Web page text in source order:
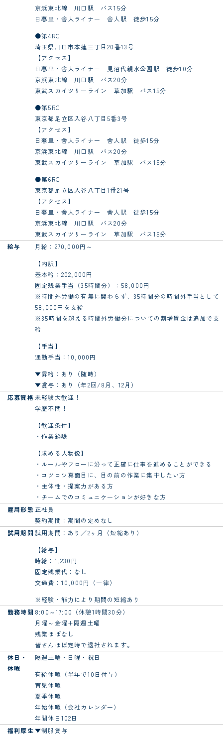
京浜東北線 川口駅 バス15分
日暮里・舎人ライナー 舎人駅 徒歩15分
●第4RC
埼玉県川口市本蓮三丁目20番13号
【アクセス】
日暮里・舎人ライナー 見沼代親水公園駅 徒歩10分
京浜東北線 川口駅 バス20分
東武スカイツリーライン 草加駅 バス15分
●第5RC
東京都足立区入谷八丁目5番3号
【アクセス】
日暮里・舎人ライナー 舎人駅 徒歩15分
京浜東北線 川口駅 バス20分
東武スカイツリーライン 草加駅 バス15分
●第6RC
東京都足立区入谷八丁目1番21号
【アクセス】
日暮里・舎人ライナー 舎人駅 徒歩15分
京浜東北線 川口駅 バス20分
東武スカイツリーライン 草加駅 バス15分
給与
月給：270,000円～
【内訳】
基本給：202,000円
固定残業手当（35時間分）：58,000円
※時間外労働の有無に関わらず、35時間分の時間外手当として
58,000円を支給
※35時間を超える時間外労働分についての割増賃金は追加で支
給
【手当】
通勤手当：10,000円
▼昇給：あり（随時）
▼賞与：あり（年2回/8月、12月）
応募資格 未経験大歓迎！
学歴不問！
【歓迎条件】
・作業経験
【求める人物像】
・ルールやフローに沿って正確に仕事を進めることができる
・コツコツ真面目に、目の前の作業に集中したい方
・主体性・提案力がある方
・チームでのコミュニケーションが好きな方
雇用形態 正社員
契約期間：期間の定めなし
試用期間 試用期間：あり／2ヶ月（短縮あり）
【給与】
時給：1,230円
固定残業代：なし
交通費：10,000円（一律）
※経験・能力により期間の短縮あり
勤務時間 8:00～17:00（休憩1時間30分）
月曜～金曜+隔週土曜
残業ほぼなし
皆さんほぼ定時で退社されます。
休日・
休暇
隔週土曜・日曜・祝日
有給休暇（半年で10日付与）
育児休暇
夏季休暇
年始休暇（会社カレンダー）
年間休日102日
福利厚生▼制服貸与